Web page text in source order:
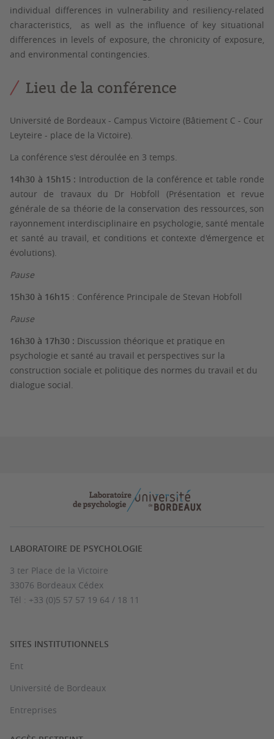
individual differences in vulnerability and resiliency-related
characteristics, as well as the influence of key situational
differences in levels of exposure, the chronicity of exposure,
and environmental contingencies.
Lieu de la conférence
Université de Bordeaux - Campus Victoire (Bâtiement C - Cour
Leyteire - place de la Victoire).
La conférence s'est déroulée en 3 temps.
14h30 à 15h15 : Introduction de la conférence et table ronde
autour de travaux du Dr Hobfoll (Présentation et revue
générale de sa théorie de la conservation des ressources, son
rayonnement interdisciplinaire en psychologie, santé mentale
et santé au travail, et conditions et contexte d'émergence et
évolutions).
Pause
15h30 à 16h15 : Conférence Principale de Stevan Hobfoll
Pause
16h30 à 17h30 : Discussion théorique et pratique en
psychologie et santé au travail et perspectives sur la
construction sociale et politique des normes du travail et du
dialogue social.
LABORATOIRE DE PSYCHOLOGIE
3 ter Place de la Victoire
33076 Bordeaux Cédex
Tél : +33 (0)5 57 57 19 64 / 18 11
SITES INSTITUTIONNELS
Ent
Université de Bordeaux
Entreprises